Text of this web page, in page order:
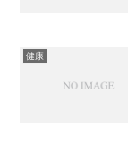
健康